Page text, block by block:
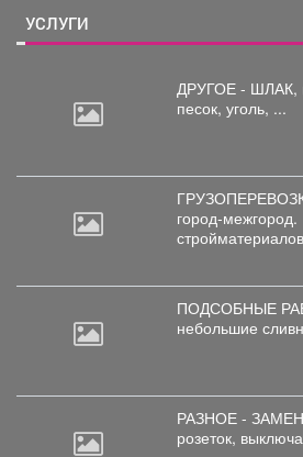
УСЛУГИ
ДРУГОЕ - ШЛАК,
песок, уголь, ...
город-межгород.
ПОДСОБНЫЕ
небольшие
РАЗНОЕ -
розеток,